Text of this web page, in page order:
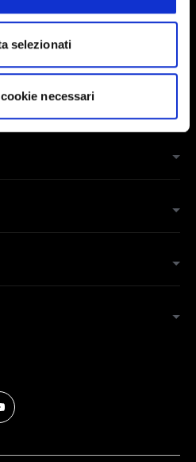
selezionati
necessari
Privacy Policy